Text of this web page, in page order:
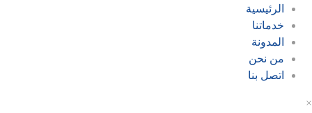
الرئيسية
خدماتنا
المدونة
من نحن
اتصل بنا
×